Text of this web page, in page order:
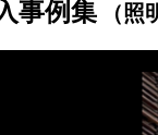
事例集 （照